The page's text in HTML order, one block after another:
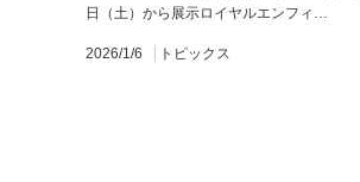
⽇（土）から展示ロイヤルエンフィ…
2026/1/6 トピックス